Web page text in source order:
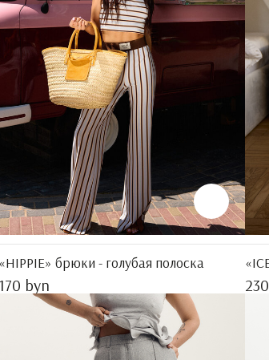
«HIPPIE» брюки - голубая полоска
170 byn